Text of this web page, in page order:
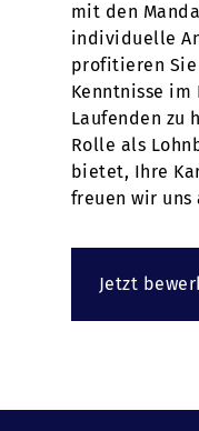
mit den
individuelle
profitieren
Kenntnisse
Laufenden zu
Rolle als
bietet, Ihre
freuen wir uns
Jetzt